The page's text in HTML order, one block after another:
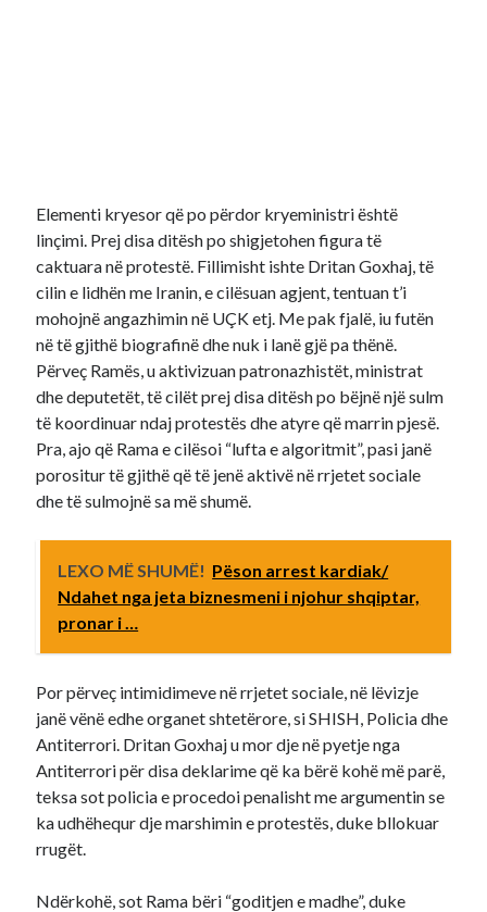
Elementi kryesor që po përdor kryeministri është
linçimi. Prej disa ditësh po shigjetohen figura të
caktuara në protestë. Fillimisht ishte Dritan Goxhaj, të
cilin e lidhën me Iranin, e cilësuan agjent, tentuan t’i
mohojnë angazhimin në UÇK etj. Me pak fjalë, iu futën
në të gjithë biografinë dhe nuk i lanë gjë pa thënë.
Përveç Ramës, u aktivizuan patronazhistët, ministrat
dhe deputetët, të cilët prej disa ditësh po bëjnë një sulm
të koordinuar ndaj protestës dhe atyre që marrin pjesë.
Pra, ajo që Rama e cilësoi “lufta e algoritmit”, pasi janë
porositur të gjithë që të jenë aktivë në rrjetet sociale
dhe të sulmojnë sa më shumë.
LEXO MË SHUMË! Pëson arrest kardiak/
Ndahet nga jeta biznesmeni i njohur shqiptar,
pronar i …
Por përveç intimidimeve në rrjetet sociale, në lëvizje
janë vënë edhe organet shtetërore, si SHISH, Policia dhe
Antiterrori. Dritan Goxhaj u mor dje në pyetje nga
Antiterrori për disa deklarime që ka bërë kohë më parë,
teksa sot policia e procedoi penalisht me argumentin se
ka udhëhequr dje marshimin e protestës, duke bllokuar
rrugët.
Ndërkohë, sot Rama bëri “goditjen e madhe”, duke